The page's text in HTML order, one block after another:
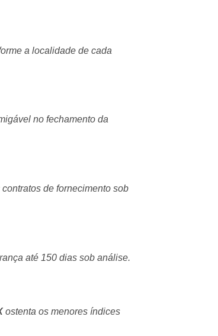
a localidade de cada
no fechamento da
de fornecimento sob
até 150 dias sob análise.
ostenta os menores índices